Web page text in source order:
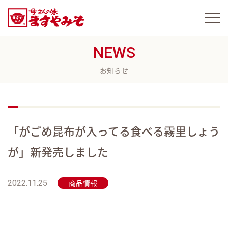
NEWS
お知らせ
「がごめ昆布が入ってる食べる霧里しょう
が」新発売しました
2022.11.25 商品情報